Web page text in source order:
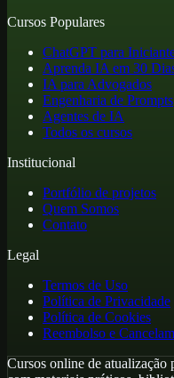
Cursos Populares
ChatGPT para
Aprenda IA em 30
IA para Advogados
Engenharia de Prompts
Agentes de IA
Todos os cursos
Institucional
Portfólio de projetos
Quem Somos
Contato
Legal
Termos de Uso
Política de Privacidade
Política de Cookies
Reembolso e
Cursos online de